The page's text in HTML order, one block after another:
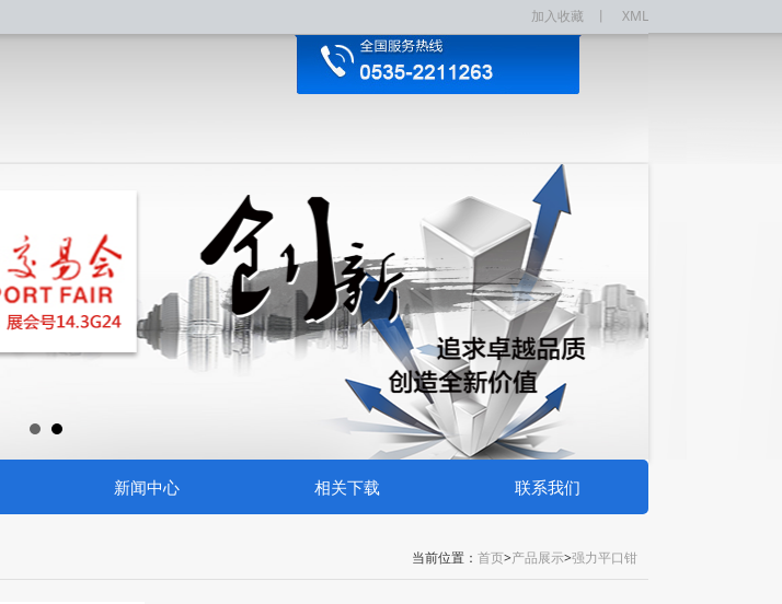
加入收藏 丨 XML
新闻中心 相关下载 联系我们
当前位置： 首页>产品展示>强力平口钳